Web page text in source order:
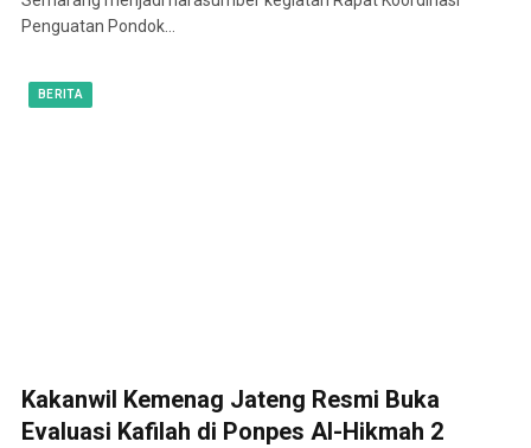
Penguatan Pondok…
BERITA
Kakanwil Kemenag Jateng Resmi Buka
Evaluasi Kafilah di Ponpes Al-Hikmah 2